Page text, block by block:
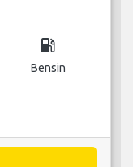
local_gas_station
Bensin